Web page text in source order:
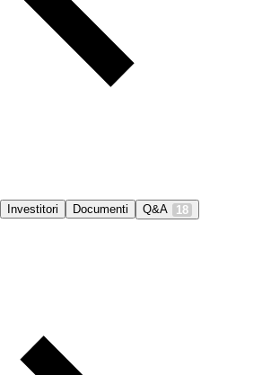
Investitori Documenti Q&A
18